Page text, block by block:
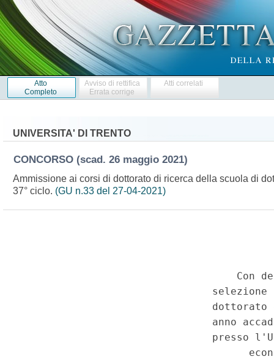
Atto
Completo
Avviso di rettifica
Errata corrige
Atti correlati
UNIVERSITA' DI TRENTO
CONCORSO (scad. 26 maggio 2021)
Ammissione ai corsi di dottorato di ricerca della scuola di
37° ciclo. (GU n.33 del 27-04-2021)